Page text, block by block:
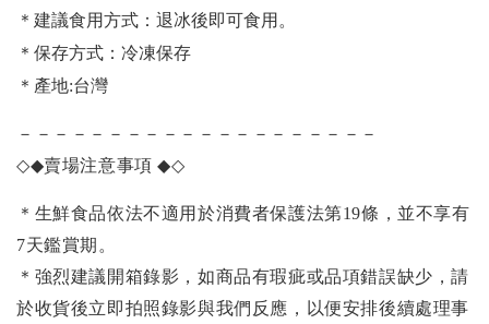
＊建議食用方式：退冰後即可食用。
＊保存方式：冷凍保存
＊產地:台灣
－－－－－－－－－－－－－－－－－－－－
◇◆賣場注意事項◆◇
＊生鮮食品依法不適用於消費者保護法第19條，並不享有
7天鑑賞期。
＊強烈建議開箱錄影，如商品有瑕疵或品項錯誤缺少，請
於收貨後立即拍照錄影與我們反應，以便安排後續處理事